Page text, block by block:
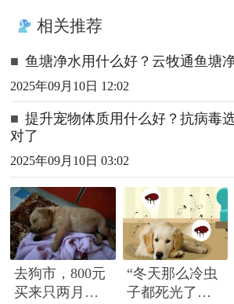
相关推荐
■ 鱼塘净水用什么好？云牧通鱼塘
2025年09月10日 12:02
■ 提升宠物体质用什么好？抗病毒
对了
2025年09月10日 03:02
去狗市，800元
买来只两月的
“冬天那么冷虫
子都死光了，